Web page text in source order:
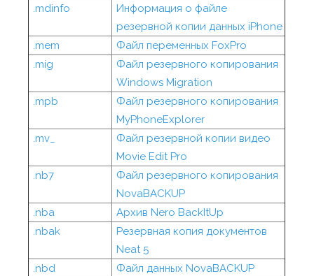
.mdinfo
Информация о файле
резервной копии данных iPhone
.mem
Файл переменных FoxPro
.mig
Файл резервного копирования
Windows Migration
.mpb
Файл резервного копирования
MyPhoneExplorer
.mv_
Файл резервной копии видео
Movie Edit Pro
.nb7
Файл резервного копирования
NovaBACKUP
.nba
Архив Nero BackItUp
.nbak
Резервная копия документов
Neat 5
.nbd
Файл данных NovaBACKUP